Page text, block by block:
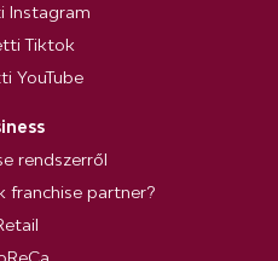
Instagram
Tiktok
YouTube
rendszerről
franchise partner?